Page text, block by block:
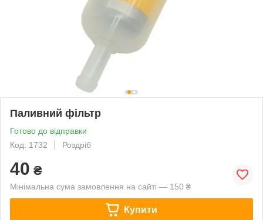
Паливний фільтр
Готово до відправки
Код: 1732
Роздріб
40 ₴
Мінімальна сума замовлення на сайті — 150 ₴
Купити